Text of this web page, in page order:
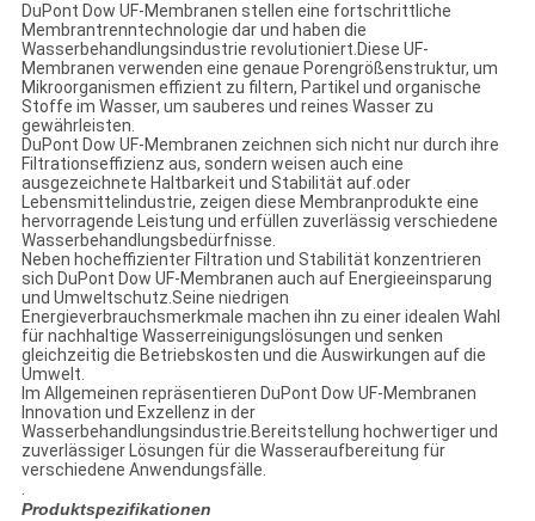
DuPont Dow UF-Membranen stellen eine fortschrittliche
Membrantrenntechnologie dar und haben die
Wasserbehandlungsindustrie revolutioniert.Diese UF-
Membranen verwenden eine genaue Porengrößenstruktur, um
Mikroorganismen effizient zu filtern, Partikel und organische
Stoffe im Wasser, um sauberes und reines Wasser zu
gewährleisten.
DuPont Dow UF-Membranen zeichnen sich nicht nur durch ihre
Filtrationseffizienz aus, sondern weisen auch eine
ausgezeichnete Haltbarkeit und Stabilität auf.oder
Lebensmittelindustrie, zeigen diese Membranprodukte eine
hervorragende Leistung und erfüllen zuverlässig verschiedene
Wasserbehandlungsbedürfnisse.
Neben hocheffizienter Filtration und Stabilität konzentrieren
sich DuPont Dow UF-Membranen auch auf Energieeinsparung
und Umweltschutz.Seine niedrigen
Energieverbrauchsmerkmale machen ihn zu einer idealen Wahl
für nachhaltige Wasserreinigungslösungen und senken
gleichzeitig die Betriebskosten und die Auswirkungen auf die
Umwelt.
Im Allgemeinen repräsentieren DuPont Dow UF-Membranen
Innovation und Exzellenz in der
Wasserbehandlungsindustrie.Bereitstellung hochwertiger und
zuverlässiger Lösungen für die Wasseraufbereitung für
verschiedene Anwendungsfälle.
.
Produktspezifikationen